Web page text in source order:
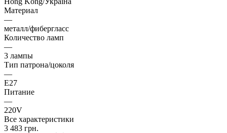
Материал
—
металл/фибергласс
Количество ламп
—
3 лампы
Тип патрона/цоколя
—
E27
Питание
—
220V
Все характеристики
3 483 грн.